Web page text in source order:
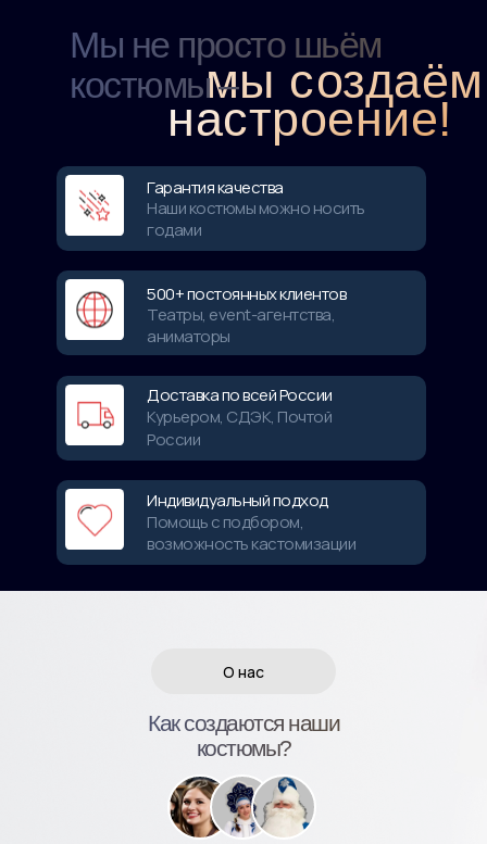
настроение!
мы создаём
Мы не просто шьём
костюмы –
Помощь с подбором,
возможность кастомизации
Индивидуальный подход
Театры, event-агентства,
аниматоры
500+ постоянных клиентов
Курьером, СДЭК, Почтой
России
Доставка по всей России
Наши костюмы можно носить
годами
Гарантия качества
О нас
Как создаются наши
костюмы?